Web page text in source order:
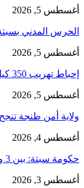
أغسطس 5, 2026
الحرس المدني
أغسطس 5, 2026
إحباط تهريب 350 كيلوغرامًا من الشيرا محشوة داخل قوالب…
أغسطس 5, 2026
ولاية أمن طنجة
أغسطس 4, 2026
حكومة سبتة: بين 3 و5 آلاف مهاجر ما زالوا داخل المدينة و862…
أغسطس 3, 2026